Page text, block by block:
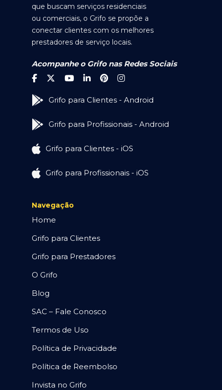
que buscam serviços residenciais
ou comerciais, o Grifo se propõe a
conectar clientes com os melhores
prestadores de serviço locais.
Acompanhe o Grifo nas Redes Sociais
Grifo para Clientes - Android
Grifo para Profissionais - Android
Grifo para Clientes - iOS
Grifo para Profissionais - iOS
Navegação
Home
Grifo para Clientes
Grifo para Prestadores
O Grifo
Blog
SAC – Fale Conosco
Termos de Uso
Política de Privacidade
Política de Reembolso
Invista no Grifo